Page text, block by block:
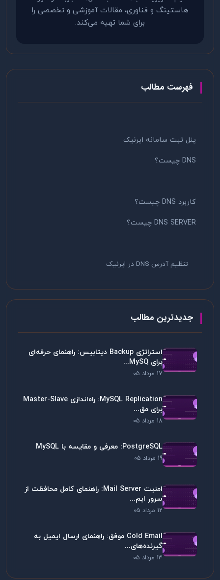
هاستینگ و فناوری، مقالات آموزشی و تخصصی را
برای شما تهیه می‌کند.
فهرست مطالب
پنل ثبت سامانه ایرنیک
DNS چیست؟
کاربرد DNS چیست؟
DNS SERVER چیست؟
تنظیم آدرس DNS در ایرنیک
جدیدترین مطالب
استراتژی Backup دیتابیس: راهنمای حرفه‌ای
برای MySQ...
17 مرداد 05
MySQL Replication: راه‌اندازی Master-Slave
برای مق...
18 مرداد 05
PostgreSQL: معرفی و مقایسه با MySQL
19 مرداد 05
امنیت Mail Server: راهنمای کامل محافظت از
سرور ایم...
12 مرداد 05
Cold Email موفق: راهنمای ارسال ایمیل به
گیرنده‌های...
13 مرداد 05